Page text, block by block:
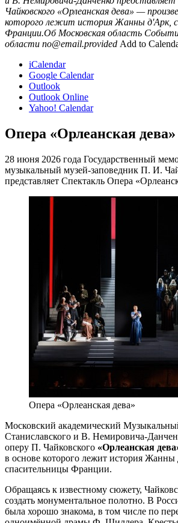
Чайковского «Орлеанская дева» —
которого лежит история Жанны д'Арк,
Франции.Об Московская область
области no@email.provided Add to
iCalendar
Google Calendar
Outlook
Outlook Online
Yahoo! Calendar
Опера «Орлеанская дева»
28 июня 2026 года Государственный
музыкальный музей-заповедник П. И.
представляет Спектакль Опера
Опера «Орлеанская дева»
Московский академический
Станиславского и В. Немировича-
оперу П. Чайковского «Орлеанская
в основе которого лежит история
спасительницы Франции.
Обращаясь к известному сюжету,
создать монументальное полотно. В
была хорошо знакома, в том числе по